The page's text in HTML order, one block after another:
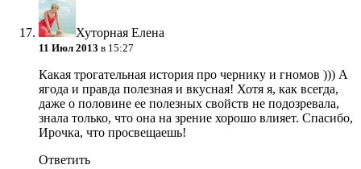
Хуторная Елена
11 Июл 2013 в 15:27
Какая трогательная история про чернику и гномов ))) А
ягода и правда полезная и вкусная! Хотя я, как всегда,
даже о половине ее полезных свойств не подозревала,
знала только, что она на зрение хорошо влияет. Спасибо,
Ирочка, что просвещаешь!
Ответить